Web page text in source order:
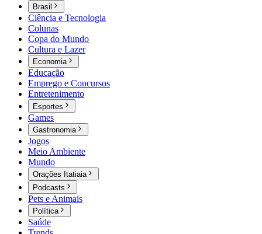
Brasil
Ciência e Tecnologia
Colunas
Copa do Mundo
Cultura e Lazer
Economia
Educação
Emprego e Concursos
Entretenimento
Esportes
Games
Gastronomia
Jogos
Meio Ambiente
Mundo
Orações Itatiaia
Podcasts
Pets e Animais
Política
Saúde